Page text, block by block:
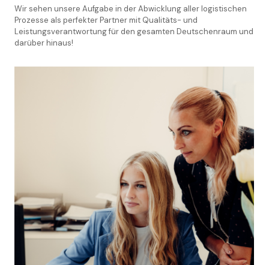
Wir sehen unsere Aufgabe in der Abwicklung aller logistischen
Prozesse als perfekter Partner mit Qualitäts- und
Leistungsverantwortung für den gesamten Deutschenraum und
darüber hinaus!